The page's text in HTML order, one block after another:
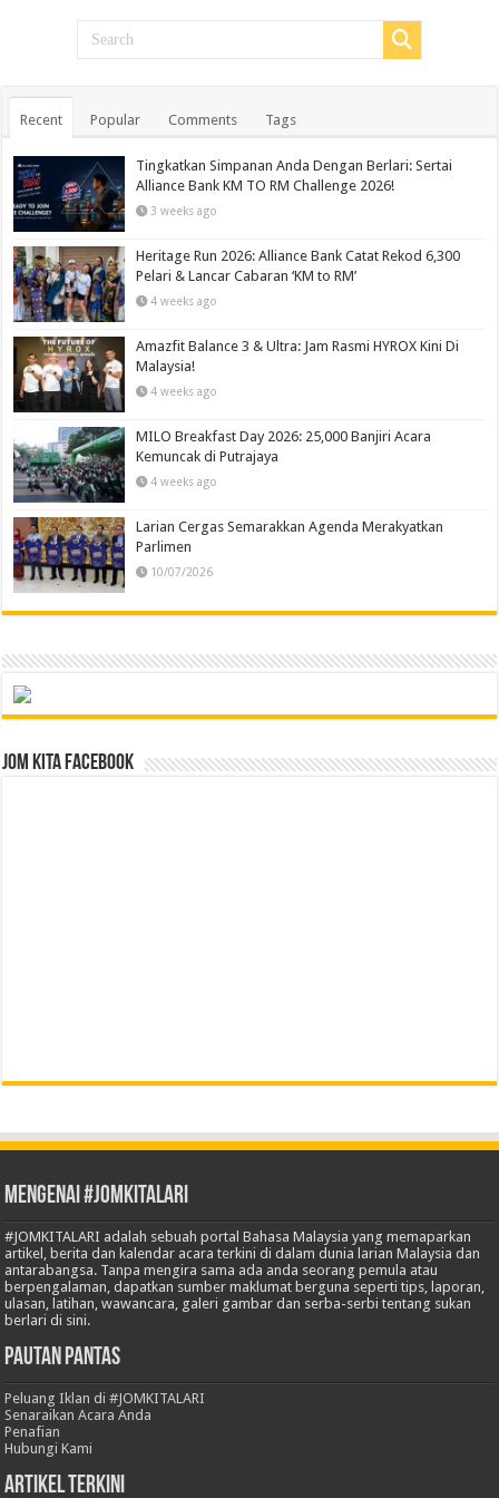
Recent Popular Comments Tags
Tingkatkan Simpanan Anda Dengan Berlari: Sertai
Alliance Bank KM TO RM Challenge 2026!
3 weeks ago
Heritage Run 2026: Alliance Bank Catat Rekod 6,300
Pelari & Lancar Cabaran ‘KM to RM’
4 weeks ago
Amazfit Balance 3 & Ultra: Jam Rasmi HYROX Kini Di
Malaysia!
4 weeks ago
MILO Breakfast Day 2026: 25,000 Banjiri Acara
Kemuncak di Putrajaya
4 weeks ago
Larian Cergas Semarakkan Agenda Merakyatkan
Parlimen
10/07/2026
Jom Kita Facebook
Mengenai #JOMKITALARI
#JOMKITALARI adalah sebuah portal Bahasa Malaysia yang memaparkan
artikel, berita dan kalendar acara terkini di dalam dunia larian Malaysia dan
antarabangsa. Tanpa mengira sama ada anda seorang pemula atau
berpengalaman, dapatkan sumber maklumat berguna seperti tips, laporan,
ulasan, latihan, wawancara, galeri gambar dan serba-serbi tentang sukan
berlari di sini.
Pautan Pantas
Peluang Iklan di #JOMKITALARI
Senaraikan Acara Anda
Penafian
Hubungi Kami
Artikel Terkini